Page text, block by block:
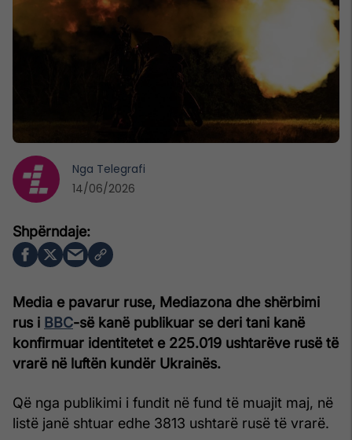
Media e pavarur ruse, Mediazona dhe shërbimi
rus i BBC-së kanë publikuar se deri tani kanë
konfirmuar identitetet e 225.019 ushtarëve rusë të
vrarë në luftën kundër Ukrainës.
Që nga publikimi i fundit në fund të muajit maj, në
listë janë shtuar edhe 3813 ushtarë rusë të vrarë.
Nga Telegrafi
14/06/2026